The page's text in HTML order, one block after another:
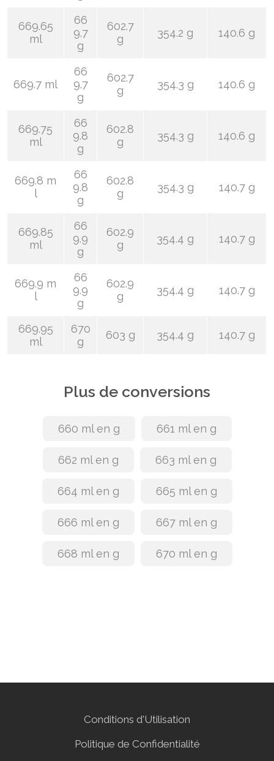
669.65
ml
66
9.7
g
602.7
g
354.2 g 140.6 g
669.7 ml
66
9.7
g
602.7
g
354.3 g 140.6 g
669.75
ml
66
9.8
g
602.8
g
354.3 g 140.6 g
669.8 m
l
66
9.8
g
602.8
g
354.3 g 140.7 g
669.85
ml
66
9.9
g
602.9
g
354.4 g 140.7 g
669.9 m
l
66
9.9
g
602.9
g
354.4 g 140.7 g
669.95
ml
670
g
603 g 354.4 g 140.7 g
Plus de conversions
660 ml en g 661 ml en g
662 ml en g 663 ml en g
664 ml en g 665 ml en g
666 ml en g 667 ml en g
668 ml en g 670 ml en g
Conditions d'Utilisation
Politique de Confidentialité